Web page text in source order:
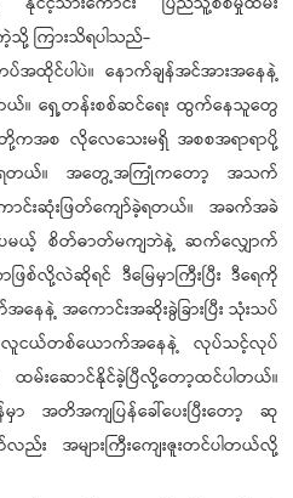
သို့ ကြားသိရပါသည်-
ထိုင်ပါပဲ။ နောက်ချန်အင်အားအနေနဲ့
ယ်။ ရှေ့တန်းစစ်ဆင်ရေး ထွက်နေသူတွေ
ကအစ လိုလေသေးမရှိ အစစအရာရာပို့
းရတယ်။ အတွေ့အကြုံကတော့ အသက်
င်းဆုံးဖြတ်ကျော်ခဲ့ရတယ်။ အခက်အခဲ
ပေမယ့် စိတ်ဓာတ်မကျဘဲနဲ့ ဆက်လျှောက်
လို့လဲဆိုရင် ဒီမြေမှာကြီးပြီး ဒီရေကို
နဲ့ အကောင်းအဆိုးခွဲခြားပြီး သုံးသပ်
လူငယ်တစ်ယောက်အနေနဲ့ လုပ်သင့်လုပ်
းဆောင်နိုင်ခဲ့ပြီလို့တော့ထင်ပါတယ်။
အတိအကျပြန်ခေါ်ပေးပြီးတော့ ဆု
း အများကြီးကျေးဇူးတင်ပါတယ်လို့